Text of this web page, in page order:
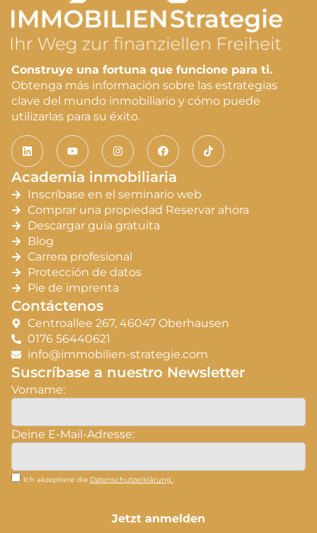
Construye una fortuna que funcione para ti.
Obtenga más información sobre las estrategias
clave del mundo inmobiliario y cómo puede
utilizarlas para su éxito.
Academia inmobiliaria
Inscríbase en el seminario web
Comprar una propiedad Reservar ahora
Descargar guía gratuita
Blog
Carrera profesional
Protección de datos
Pie de imprenta
Contáctenos
Centroallee 267, 46047 Oberhausen
0176 56440621
info@immobilien-strategie.com
Suscríbase a nuestro Newsletter
Vorname:
Deine E-Mail-Adresse:
Ich akzeptiere die Datenschutzerklärung .